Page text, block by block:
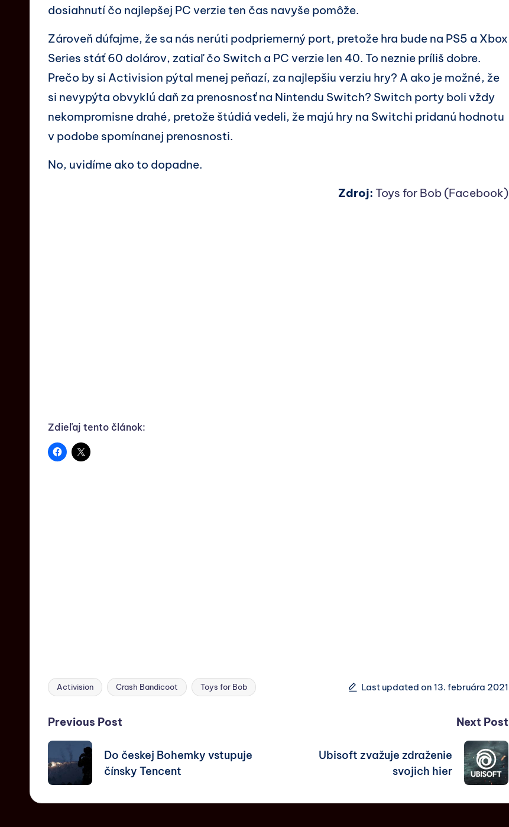
dosiahnutí čo najlepšej PC verzie ten čas navyše pomôže.
Zároveň dúfajme, že sa nás nerúti podpriemerný port, pretože hra bude na PS5 a Xbox
Series stáť 60 dolárov, zatiaľ čo Switch a PC verzie len 40. To neznie príliš dobre.
Prečo by si Activision pýtal menej peňazí, za najlepšiu verziu hry? A ako je možné, že
si nevypýta obvyklú daň za prenosnosť na Nintendu Switch? Switch porty boli vždy
nekompromisne drahé, pretože štúdiá vedeli, že majú hry na Switchi pridanú hodnotu
v podobe spomínanej prenosnosti.
No, uvidíme ako to dopadne.
Zdroj: Toys for Bob (Facebook)
Zdieľaj tento článok:
Activision Crash Bandicoot Toys for Bob Last updated on 13. februára 2021
Previous Post
Do českej Bohemky vstupuje
čínsky Tencent
Next Post
Ubisoft zvažuje zdraženie
svojich hier